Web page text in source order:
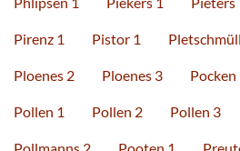
Pirenz 1 Pistor 1
Ploenes 2 Ploenes 3 Pocken
Pollen 1 Pollen 2 Pollen 3